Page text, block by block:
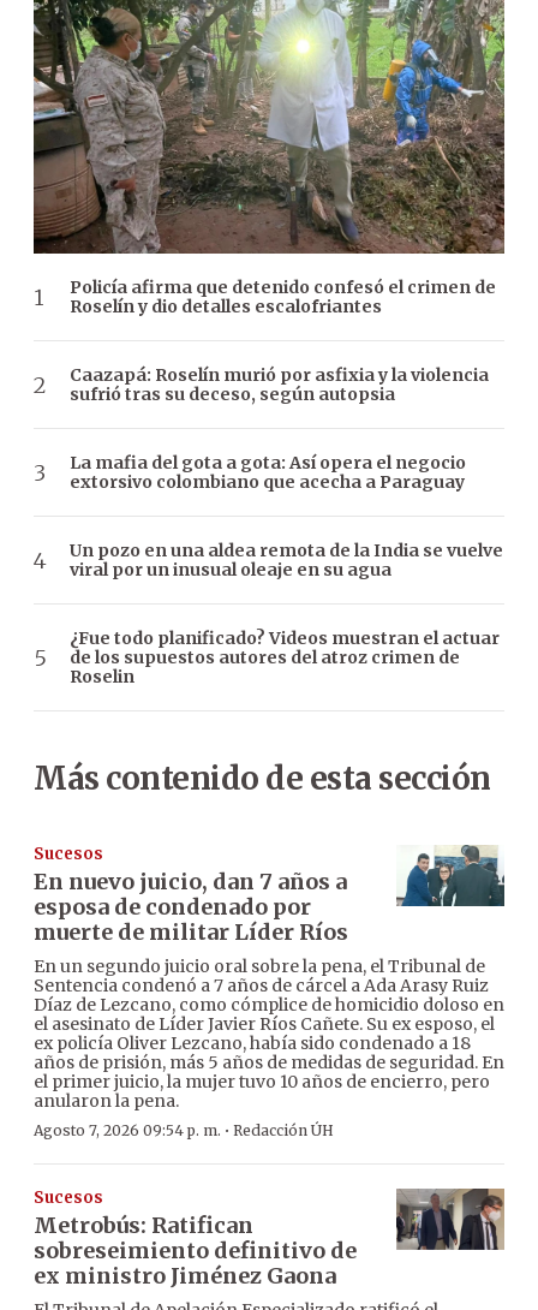
Policía afirma que detenido confesó el crimen de
Roselín y dio detalles escalofriantes
Caazapá: Roselín murió por asfixia y la violencia
sufrió tras su deceso, según autopsia
La mafia del gota a gota: Así opera el negocio
extorsivo colombiano que acecha a Paraguay
Un pozo en una aldea remota de la India se vuelve
viral por un inusual oleaje en su agua
¿Fue todo planificado? Videos muestran el actuar
de los supuestos autores del atroz crimen de
Roselin
Más contenido de esta sección
Sucesos
En nuevo juicio, dan 7 años a
esposa de condenado por
muerte de militar Líder Ríos
En un segundo juicio oral sobre la pena, el Tribunal de
Sentencia condenó a 7 años de cárcel a Ada Arasy Ruiz
Díaz de Lezcano, como cómplice de homicidio doloso en
el asesinato de Líder Javier Ríos Cañete. Su ex esposo, el
ex policía Oliver Lezcano, había sido condenado a 18
años de prisión, más 5 años de medidas de seguridad. En
el primer juicio, la mujer tuvo 10 años de encierro, pero
anularon la pena.
Agosto 7, 2026 09:54 p. m. · Redacción ÚH
Sucesos
Metrobús: Ratifican
sobreseimiento definitivo de
ex ministro Jiménez Gaona